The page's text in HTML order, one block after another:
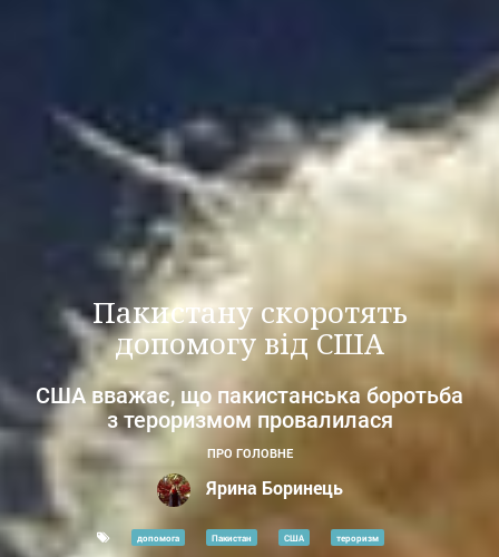
Пакистану скоротять
допомогу від США
США вважає, що пакистанська боротьба
з тероризмом провалилася
ПРО ГОЛОВНЕ
Ярина Боринець
допомога Пакистан США тероризм